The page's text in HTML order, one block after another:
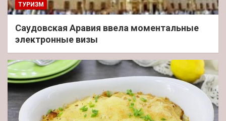
ТУРИЗМ
Саудовская Аравия ввела моментальные
электронные визы